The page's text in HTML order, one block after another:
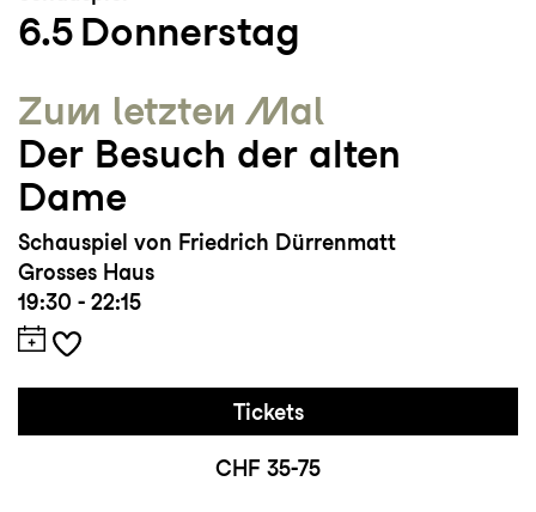
6.5 Donnerstag
Zum letzten Mal
Der Besuch der alten
Dame
Schauspiel von Friedrich Dürrenmatt
Grosses Haus
19:30 - 22:15
Tickets
CHF 35-75